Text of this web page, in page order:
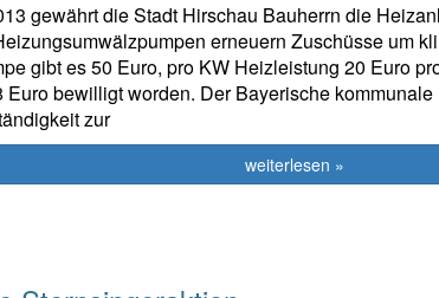
gewährt die Stadt Hirschau Bauherrn die
erneuern Zuschüsse um
gibt es 50 Euro, pro KW Heizleistung 20 Euro
Euro bewilligt worden. Der Bayerische
zur
weiterlesen »